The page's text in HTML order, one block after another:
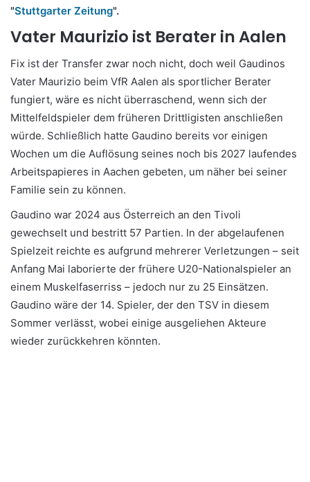
"Stuttgarter Zeitung".
Vater Maurizio ist Berater in Aalen
Fix ist der Transfer zwar noch nicht, doch weil Gaudinos
Vater Maurizio beim VfR Aalen als sportlicher Berater
fungiert, wäre es nicht überraschend, wenn sich der
Mittelfeldspieler dem früheren Drittligisten anschließen
würde. Schließlich hatte Gaudino bereits vor einigen
Wochen um die Auflösung seines noch bis 2027 laufendes
Arbeitspapieres in Aachen gebeten, um näher bei seiner
Familie sein zu können.
Gaudino war 2024 aus Österreich an den Tivoli
gewechselt und bestritt 57 Partien. In der abgelaufenen
Spielzeit reichte es aufgrund mehrerer Verletzungen – seit
Anfang Mai laborierte der frühere U20-Nationalspieler an
einem Muskelfaserriss – jedoch nur zu 25 Einsätzen.
Gaudino wäre der 14. Spieler, der den TSV in diesem
Sommer verlässt, wobei einige ausgeliehen Akteure
wieder zurückkehren könnten.